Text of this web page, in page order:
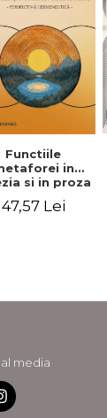
Functiile
in
si in proza
Petrescu.
47,57 Lei
media